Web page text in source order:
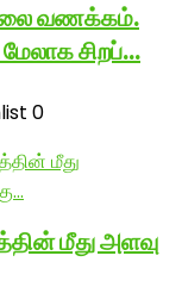
வணக்கம்.
சிறப்…
0
மீது அளவு